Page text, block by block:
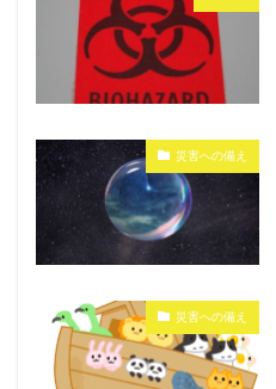
災害への備え
災害への備え